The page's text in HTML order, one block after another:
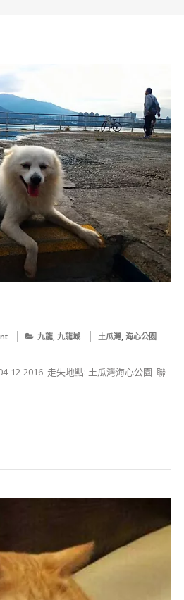
九龍, 九龍城 土瓜灣, 海心公園
12-2016 ​ 走失地點: 土瓜灣海心公園 ​ 聯